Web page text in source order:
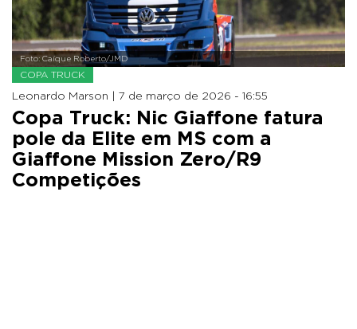
Foto: Caíque Roberto/JMD
COPA TRUCK
Leonardo Marson | 7 de março de 2026 - 16:55
Copa Truck: Nic Giaffone fatura
pole da Elite em MS com a
Giaffone Mission Zero/R9
Competições